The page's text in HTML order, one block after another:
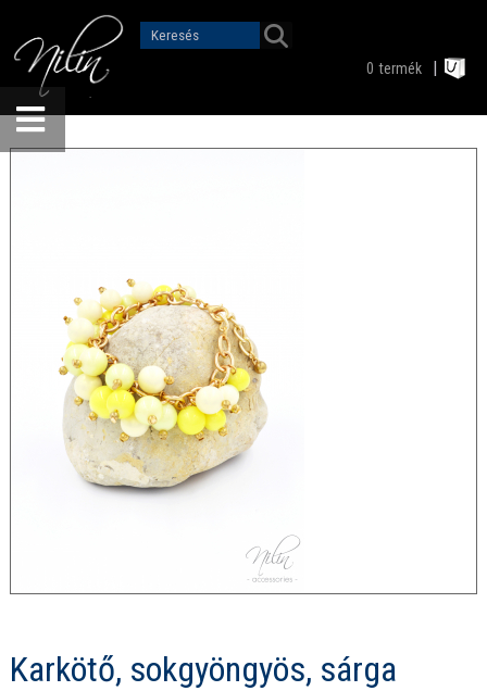
0 termék
Karkötő, sokgyöngyös, sárga